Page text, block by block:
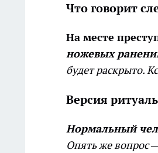
Что говорит
На месте
ножевых
будет раскрыто.
Версия
Нормальный
Опять же вопрос